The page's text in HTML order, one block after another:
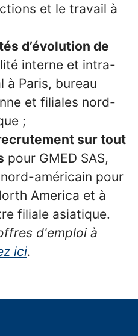
et le travail à
d’évolution de
interne et intra-
à Paris, bureau
et filiales nord-
;
sur tout
pour GMED SAS,
américain pour
America et à
filiale asiatique.
d'emploi à
ici.